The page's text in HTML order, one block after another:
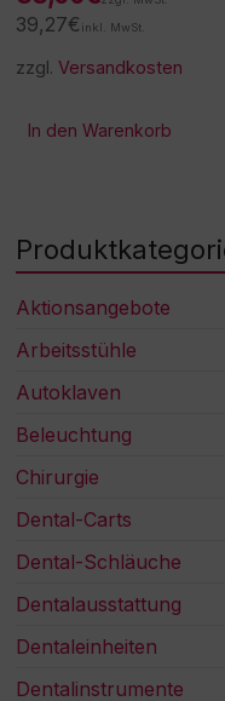
39,27€ inkl. MwSt.
zzgl.Versandkosten
In den Warenkorb
Aktionsangebote
Arbeitsstühle
Autoklaven
Beleuchtung
Chirurgie
Dental-Carts
Dental-Schläuche
Dentalausstattung
Dentaleinheiten
Dentalinstrumente